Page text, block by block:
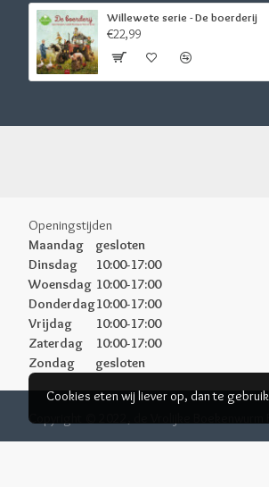
Willewete serie - De boerderij
€22,99
Openingstijden
Maandag
gesloten
Dinsdag
10:00-17:00
Woensdag 10:00-17:00
Donderdag10:00-17:00
Vrijdag
10:00-17:00
Zaterdag
10:00-17:00
Zondag
gesloten
Copyright © 2022, de Vrolijke Boekenwurm
Cookies eten wij liever op, dan te